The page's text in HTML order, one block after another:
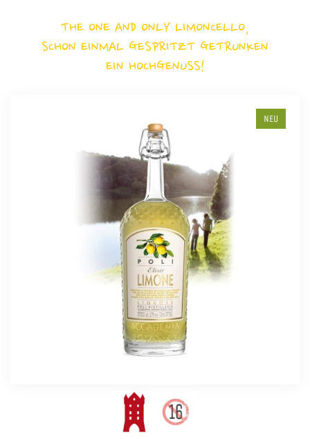
THE ONE AND ONLY LIMONCELLO,
SCHON EINMAL GESPRITZT GETRUNKEN
EIN HOCHGENUSS!
NEU